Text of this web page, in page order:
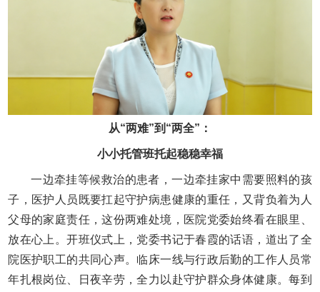
从“两难”到“两全”：
小小托管班托起稳稳幸福
一边牵挂等候救治的患者，一边牵挂家中需要照料的孩
子，医护人员既要扛起守护病患健康的重任，又背负着为人
父母的家庭责任，这份两难处境，医院党委始终看在眼里、
放在心上。开班仪式上，党委书记于春霞的话语，道出了全
院医护职工的共同心声。临床一线与行政后勤的工作人员常
年扎根岗位、日夜辛劳，全力以赴守护群众身体健康。每到